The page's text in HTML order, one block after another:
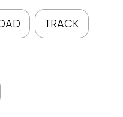
TRACK